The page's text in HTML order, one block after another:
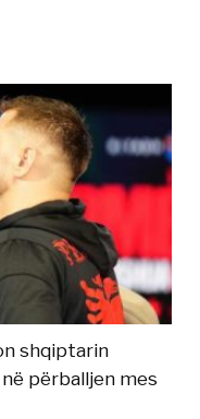
shqiptarin
përballjen mes